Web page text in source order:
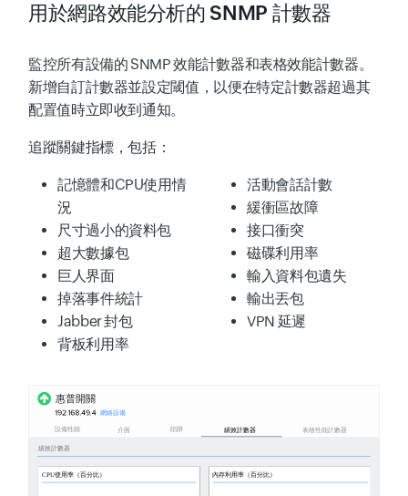
用於網路效能分析的 SNMP 計數器
監控所有設備的 SNMP 效能計數器和表格效能計數器。
新增自訂計數器並設定閾值，以便在特定計數器超過其
配置值時立即收到通知。
追蹤關鍵指標，包括：
記憶體和CPU使用情
況
尺寸過小的資料包
超大數據包
巨人界面
掉落事件統計
Jabber 封包
背板利用率
活動會話計數
緩衝區故障
接口衝突
磁碟利用率
輸入資料包遺失
輸出丟包
VPN 延遲